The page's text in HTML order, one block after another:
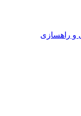
و راهسازی